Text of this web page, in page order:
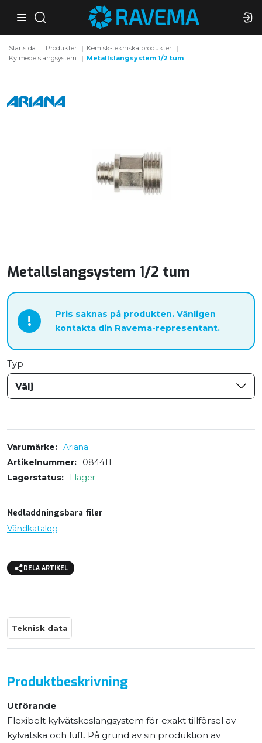
Startsida Produkter
Kemisk-tekniska produkter
Kylmedelslangsystem
Metallslangsystem 1/2 tum
Metallslangsystem 1/2 tum
!
Pris saknas på produkten. Vänligen
kontakta din Ravema-representant.
Typ
Välj
Varumärke
Ariana
Artikelnummer
084411
Lagerstatus
I lager
Nedladdningsbara filer
Vändkatalog
DELA ARTIKEL
Teknisk data
Produktbeskrivning
Utförande
Flexibelt kylvätskeslangsystem för exakt tillförsel av
kylvätska och luft. På grund av sin produktion av